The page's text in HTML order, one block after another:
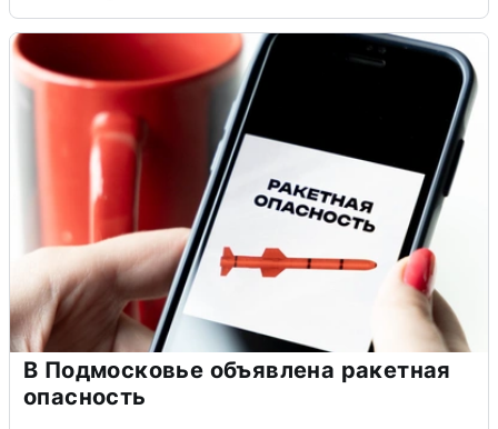
В Подмосковье объявлена ракетная
опасность